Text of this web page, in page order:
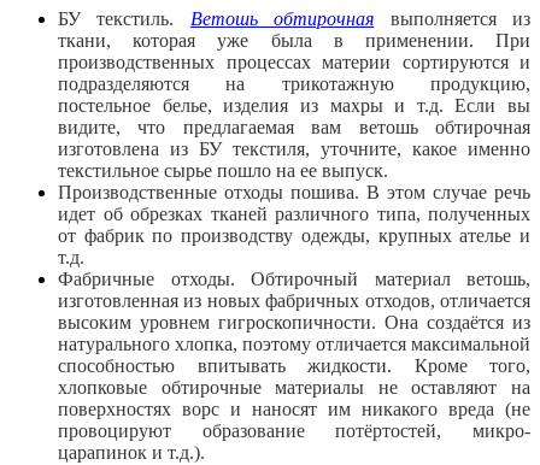
БУ текстиль. Ветошь обтирочная выполняется из
ткани, которая уже была в применении. При
производственных процессах материи сортируются и
подразделяются на трикотажную продукцию,
постельное белье, изделия из махры и т.д. Если вы
видите, что предлагаемая вам ветошь обтирочная
изготовлена из БУ текстиля, уточните, какое именно
текстильное сырье пошло на ее выпуск.
Производственные отходы пошива. В этом случае речь
идет об обрезках тканей различного типа, полученных
от фабрик по производству одежды, крупных ателье и
т.д.
Фабричные отходы. Обтирочный материал ветошь,
изготовленная из новых фабричных отходов, отличается
высоким уровнем гигроскопичности. Она создаётся из
натурального хлопка, поэтому отличается максимальной
способностью впитывать жидкости. Кроме того,
хлопковые обтирочные материалы не оставляют на
поверхностях ворс и наносят им никакого вреда (не
провоцируют образование потёртостей, микро-
царапинок и т.д.).